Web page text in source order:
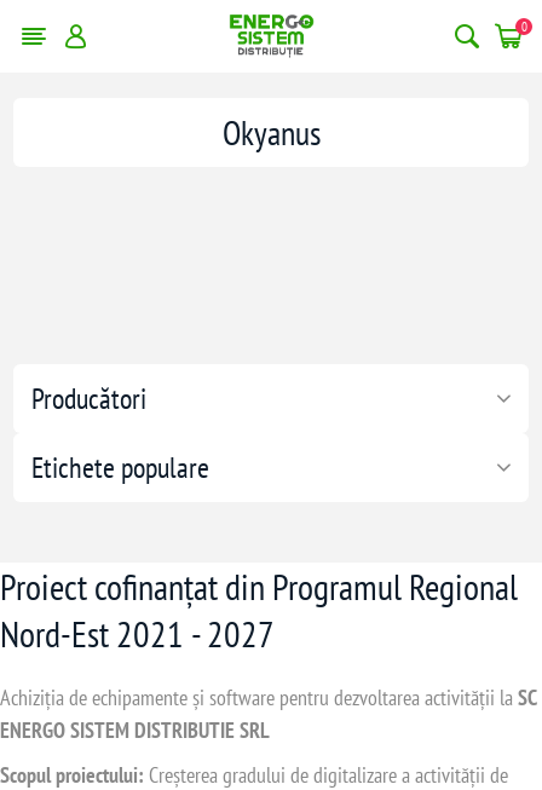
0
Producători
Etichete populare
Okyanus
Proiect cofinanțat din Programul Regional
Nord-Est 2021 - 2027
Achiziția de echipamente și software pentru dezvoltarea activității laSC
ENERGO SISTEM DISTRIBUTIE SRL
Scopul proiectului: Creșterea gradului de digitalizare a activității de